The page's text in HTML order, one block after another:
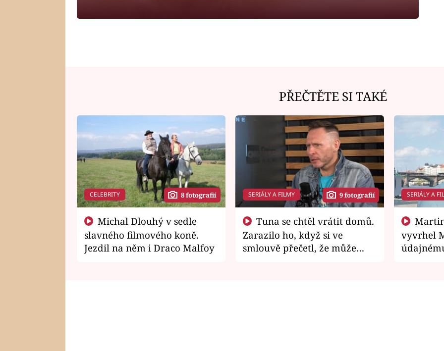
PŘEČTĚTE SI TAKÉ
CELEBRITY 8 fotografií
slavného filmového koně.
Jezdil na něm i Draco Malfoy
SERIÁLY A FILMY 9 fotografií
Zarazilo ho, když si ve
smlouvě přečetl, že může
SERIÁLY A
vyvrhel